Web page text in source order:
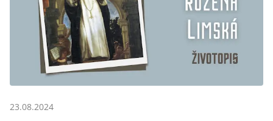
23.08.2024